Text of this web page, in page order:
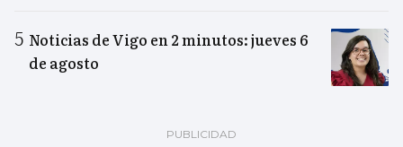
Noticias de Vigo en 2 minutos: jueves 6
de agosto